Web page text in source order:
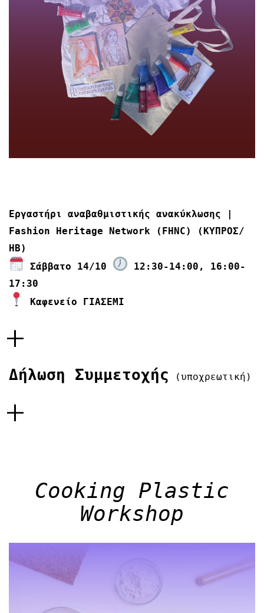
Εργαστήρι αναβαθμιστικής ανακύκλωσης |
Fashion Heritage Network (FHNC) (ΚΥΠΡΟΣ/
ΗΒ)
Σάββατο 14/10
12:30-14:00, 16:00-
17:30
Καφενείο ΓΙΑΣΕΜΙ
+
Δήλωση Συμμετοχής (υποχρεωτική)
+
Cooking Plastic
Workshop